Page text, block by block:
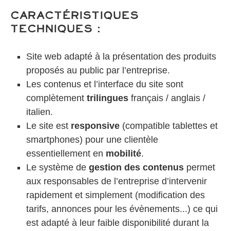
Caractéristiques
techniques :
Site web adapté à la présentation des produits
proposés au public par l’entreprise.
Les contenus et l’interface du site sont
complètement trilingues français / anglais /
italien.
Le site est responsive (compatible tablettes et
smartphones) pour une clientèle
essentiellement en mobilité.
Le système de gestion des contenus permet
aux responsables de l’entreprise d’intervenir
rapidement et simplement (modification des
tarifs, annonces pour les évènements...) ce qui
est adapté à leur faible disponibilité durant la